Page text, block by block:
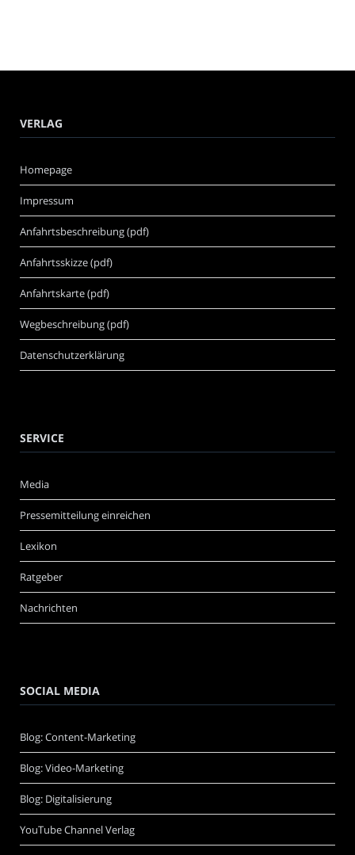
VERLAG
Homepage
Impressum
Anfahrtsbeschreibung (pdf)
Anfahrtsskizze (pdf)
Anfahrtskarte (pdf)
Wegbeschreibung (pdf)
Datenschutzerklärung
SERVICE
Media
Pressemitteilung einreichen
Lexikon
Ratgeber
Nachrichten
SOCIAL MEDIA
Blog: Content-Marketing
Blog: Video-Marketing
Blog: Digitalisierung
YouTube Channel Verlag